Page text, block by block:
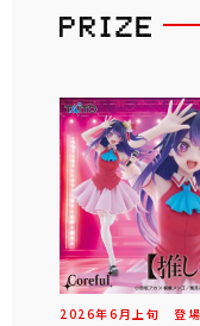
2026年6 月 上旬 登場